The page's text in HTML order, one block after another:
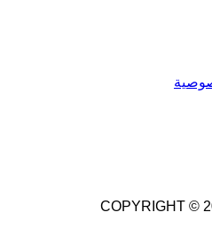
COPYRIGHT ©